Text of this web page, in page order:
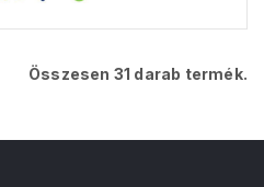
Összesen 31 darab termék.